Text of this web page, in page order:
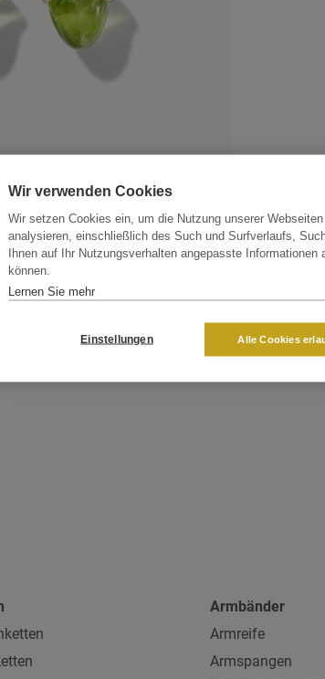
Armbänder
Armreife
Armspangen
Wir verwenden Cookies
Wir setzen Cookies ein, um die Nutzung unserer
analysieren, einschließlich des Such und Surfverlaufs,
Ihnen auf Ihr Nutzungsverhalten angepasste Informationen
können.
Lernen Sie mehr
Einstellungen Alle Cookies